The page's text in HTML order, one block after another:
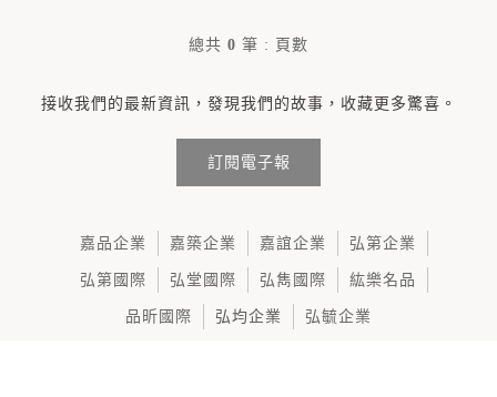
總共 0 筆 : 頁數
接收我們的最新資訊，發現我們的故事，收藏更多驚喜。
訂閱電子報
嘉品企業 嘉築企業 嘉誼企業 弘第企業
弘第國際 弘堂國際 弘雋國際 紘樂名品
品昕國際 弘均企業 弘毓企業